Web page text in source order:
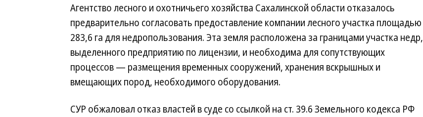
Агентство лесного и охотничьего хозяйства Сахалинской области отказалось
предварительно согласовать предоставление компании лесного участка площадью
283,6 га для недропользования. Эта земля расположена за границами участка недр,
выделенного предприятию по лицензии, и необходима для сопутствующих
процессов — размещения временных сооружений, хранения вскрышных и
вмещающих пород, необходимого оборудования.
СУР обжаловал отказ властей в суде со ссылкой на ст. 39.6 Земельного кодекса РФ